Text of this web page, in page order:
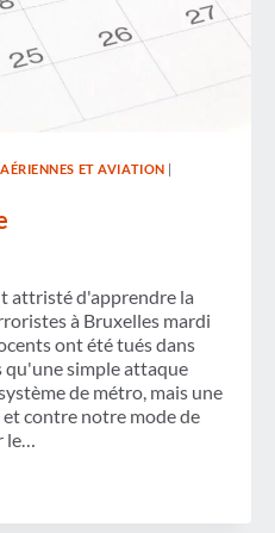
ET AVIATION |
attristé d'apprendre la
à Bruxelles mardi
ont été tués dans
simple attaque
de métro, mais une
contre notre mode de